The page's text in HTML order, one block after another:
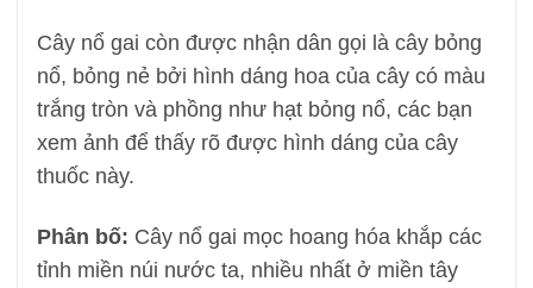
Cây nổ gai còn được nhận dân gọi là cây bỏng
nổ, bỏng nẻ bởi hình dáng hoa của cây có màu
trắng tròn và phồng như hạt bỏng nổ, các bạn
xem ảnh để thấy rõ được hình dáng của cây
thuốc này.
Phân bố: Cây nổ gai mọc hoang hóa khắp các
tỉnh miền núi nước ta, nhiều nhất ở miền tây